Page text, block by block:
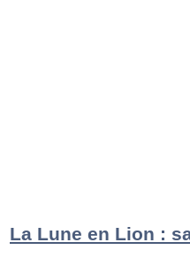
La Lune en Lion :